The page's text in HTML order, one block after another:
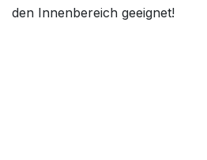
den Innenbereich geeignet!